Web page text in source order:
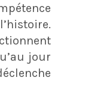
jour